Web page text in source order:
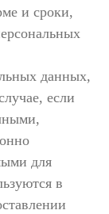
и сроки,
данных,
если
для
в